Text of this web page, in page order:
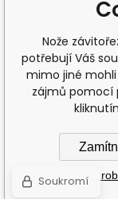
Nože
potřebují Váš
mimo jiné
zájmů pomocí
Soukromí